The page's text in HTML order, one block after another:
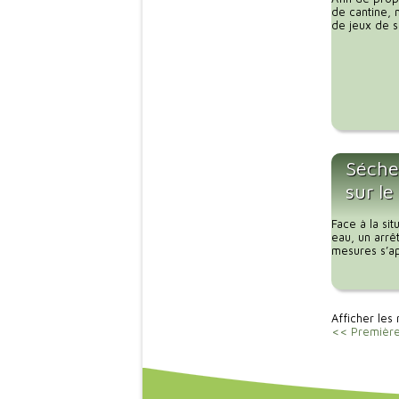
de cantine,
de jeux de
sur
Face à la
eau, un
mesures
Afficher les
<< Première